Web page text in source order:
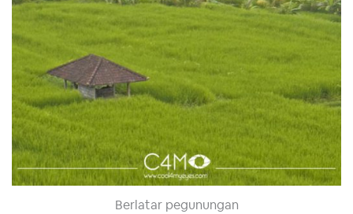
Berlatar pegunungan